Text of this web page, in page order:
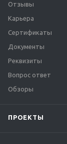
Отзывы
Карьера
Сертификаты
Документы
Реквизиты
Вопрос ответ
Обзоры
ПРОЕКТЫ